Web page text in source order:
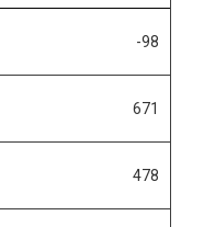
-98
671
478